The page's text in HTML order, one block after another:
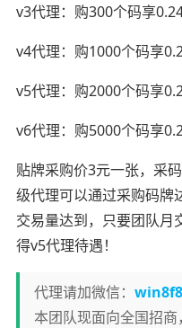
v3代理：购300个码享
v4代理：购1000个码享
v5代理：购2000个码享
v6代理：购5000个码享
贴牌采购价3元一张，采
级代理可以通过采购码牌
交易量达到，只要团队月
得v5代理待遇！
代理请加微信： win8f8
本团队现面向全国招